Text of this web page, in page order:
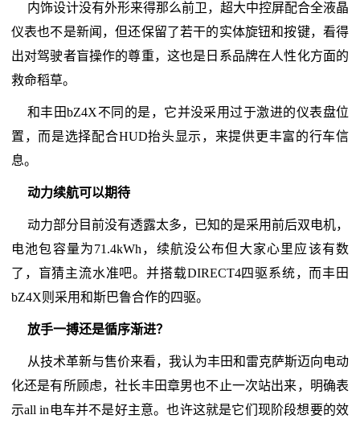
内饰设计没有外形来得那么前卫，超大中控屏配合全液晶
仪表也不是新闻，但还保留了若干的实体旋钮和按键，看得
出对驾驶者盲操作的尊重，这也是日系品牌在人性化方面的
救命稻草。
和丰田bZ4X不同的是，它并没采用过于激进的仪表盘位
置，而是选择配合HUD抬头显示，来提供更丰富的行车信
息。
动力续航可以期待
动力部分目前没有透露太多，已知的是采用前后双电机，
电池包容量为71.4kWh，续航没公布但大家心里应该有数
了，盲猜主流水准吧。并搭载DIRECT4四驱系统，而丰田
bZ4X则采用和斯巴鲁合作的四驱。
放手一搏还是循序渐进？
从技术革新与售价来看，我认为丰田和雷克萨斯迈向电动
化还是有所顾虑，社长丰田章男也不止一次站出来，明确表
示all in电车并不是好主意。也许这就是它们现阶段想要的效